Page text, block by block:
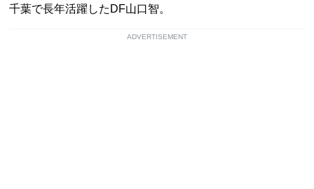
千葉で長年活躍したDF山口智。
ADVERTISEMENT